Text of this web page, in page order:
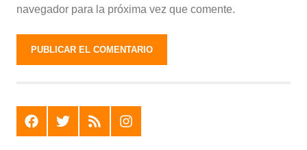
navegador para la próxima vez que comente.
F T R I